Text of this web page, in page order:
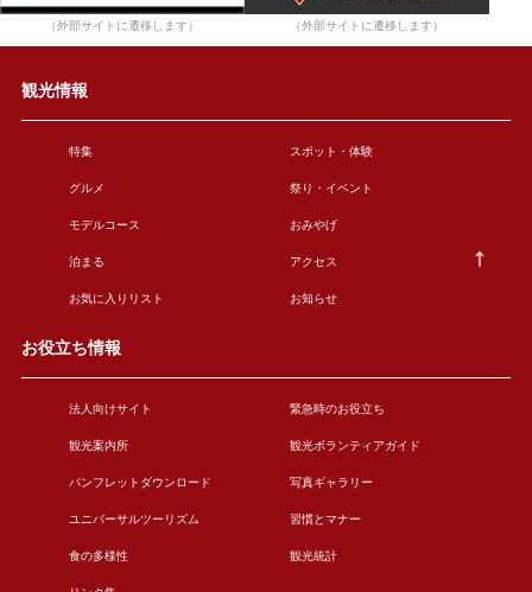
（外部サイトに遷移します） （外部サイトに遷移します）
観光情報
特集 スポット・体験
グルメ 祭り・イベント
モデルコース おみやげ
泊まる アクセス
お気に入りリスト お知らせ
お役立ち情報
法人向けサイト 緊急時のお役立ち
観光案内所 観光ボランティアガイド
パンフレットダウンロード 写真ギャラリー
ユニバーサルツーリズム 習慣とマナー
食の多様性 観光統計